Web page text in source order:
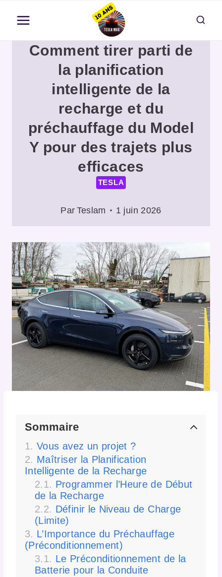
contenuComment tirer parti de
la planification
intelligente de la
recharge et du
préchauffage du Model
Y pour des trajets plus
efficaces
TESLA
Par Teslam 1 juin 2026
Sommaire
Vous avez un projet ?
Maîtriser la Planification
Intelligente de la Recharge
Programmer l’Heure de Début
de la Recharge
Définir le Niveau de Charge
(Limite)
L’Importance du Préchauffage
(Préconditionnement)
Le Préconditionnement de la
Batterie pour la Conduite